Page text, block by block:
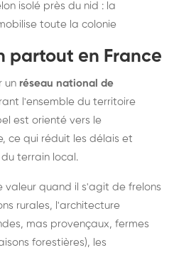
isolé près du nid : la
toute la colonie
partout en France
un réseau national de
l'ensemble du territoire
est orienté vers le
ce qui réduit les délais et
terrain local.
quand il s'agit de frelons
rurales, l'architecture
mas provençaux, fermes
forestières), les